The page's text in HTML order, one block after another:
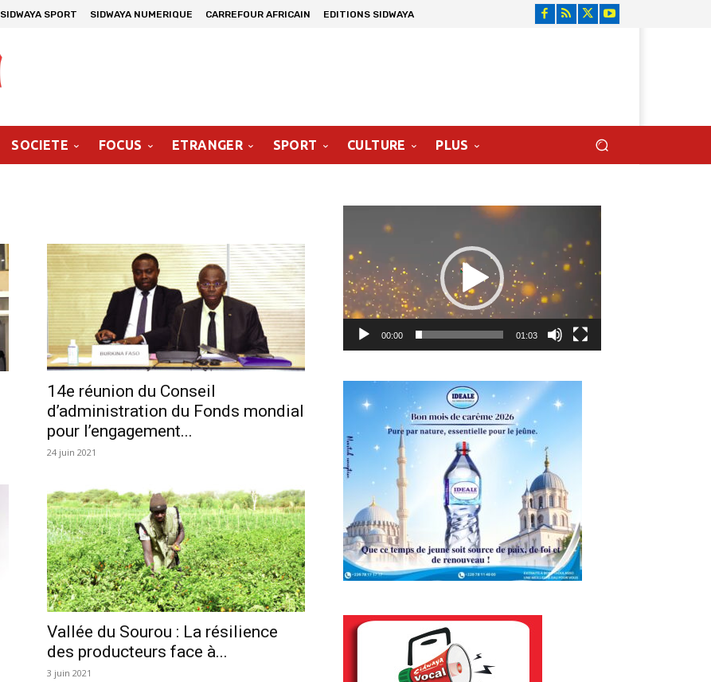
SIDWAYA SPORT SIDWAYA NUMERIQUE CARREFOUR AFRICAIN EDITIONS SIDWAYA
SOCIETE FOCUS ETRANGER SPORT CULTURE PLUS
14e réunion du Conseil
d’administration du Fonds mondial
pour l’engagement...
24 juin 2021
Vallée du Sourou : La résilience
des producteurs face à...
3 juin 2021
00:00 01:03